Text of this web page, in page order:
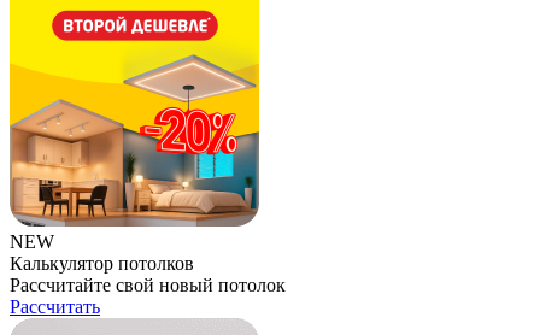
NEW
Калькулятор потолков
Рассчитайте свой новый потолок
Рассчитать